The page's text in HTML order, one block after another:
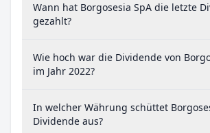
Wann hat Borgosesia SpA die letzte
gezahlt?
Wie hoch war die Dividende von
im Jahr 2022?
In welcher Währung schüttet
Dividende aus?